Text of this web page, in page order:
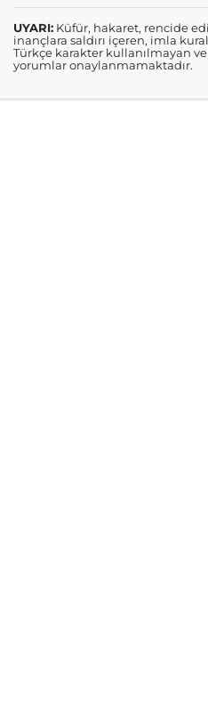
UYARI: Küfür, hakaret, rencide
inançlara saldırı içeren, imla
Türkçe karakter kullanılmayan
yorumlar onaylanmamaktadır.